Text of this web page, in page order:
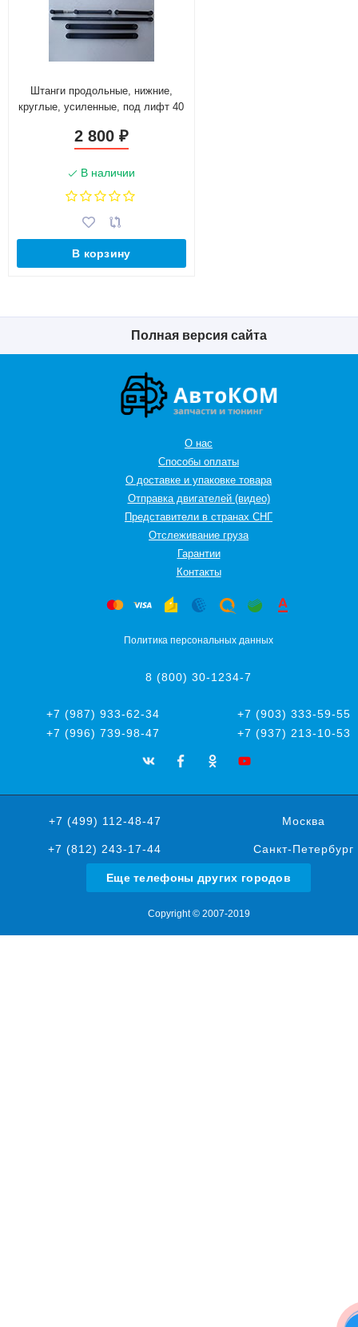
Штанги продольные, нижние,
круглые, усиленные, под лифт 40
2 800 ₽
В наличии
В корзину
Полная версия сайта
О нас
Способы оплаты
О доставке и упаковке товара
Отправка двигателей (видео)
Представители в странах СНГ
Oтслеживание груза
Гарантии
Контакты
Политика персональных данных
8 (800) 30-1234-7
+7 (987) 933-62-34
+7 (903) 333-59-55
+7 (996) 739-98-47
+7 (937) 213-10-53
+7 (499) 112-48-47 Москва
+7 (812) 243-17-44 Санкт-Петербург
Еще телефоны других городов
Copyright © 2007-2019